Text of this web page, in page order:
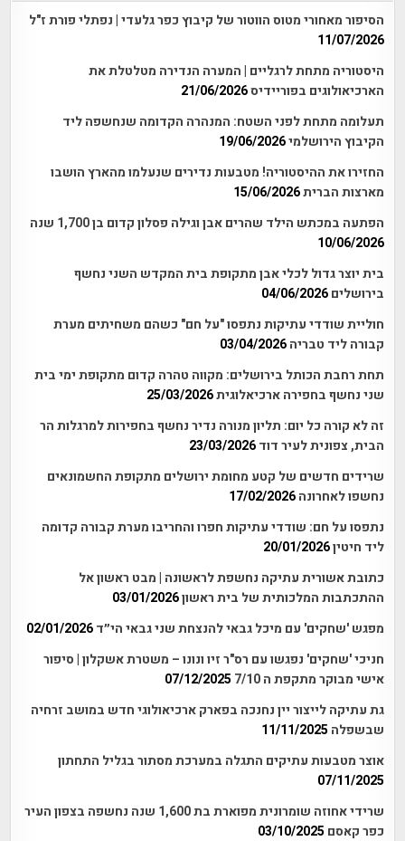
הסיפור מאחורי מטוס הווטור של קיבוץ כפר גלעדי | נפתלי פורת ז"ל
11/07/2026
היסטוריה מתחת לרגליים | המערה הנדירה מטלטלת את
הארכיאולוגים בפוריידיס21/06/2026
תעלומה מתחת לפני השטח: המנהרה הקדומה שנחשפה ליד
הקיבוץ הירושלמי19/06/2026
החזירו את ההיסטוריה! מטבעות נדירים שנעלמו מהארץ הושבו
מארצות הברית15/06/2026
הפתעה במכתש הילד שהרים אבן וגילה פסלון קדום בן 1,700 שנה
10/06/2026
בית יוצר גדול לכלי אבן מתקופת בית המקדש השני נחשף
בירושלים 04/06/2026
חוליית שודדי עתיקות נתפסו "על חם" כשהם משחיתים מערת
קבורה ליד טבריה 03/04/2026
תחת רחבת הכותל בירושלים: מקווה טהרה קדום מתקופת ימי בית
שני נחשף בחפירה ארכיאלוגית25/03/2026
זה לא קורה כל יום: תליון מנורה נדיר נחשף בחפירות למרגלות הר
הבית, צפונית לעיר דוד 23/03/2026
שרידים חדשים של קטע מחומת ירושלים מתקופת החשמונאים
נחשפו לאחרונה 17/02/2026
נתפסו על חם: שודדי עתיקות חפרו והחריבו מערת קבורה קדומה
ליד חיטין20/01/2026
כתובת אשורית עתיקה נחשפת לראשונה | מבט ראשון אל
ההתכתבות המלכותית של בית ראשון03/01/2026
מפגש 'שחקים' עם מיכל גבאי להנצחת שני גבאי הי״ד 02/01/2026
חניכי 'שחקים' נפגשו עם רס"ר זיו ונונו – משטרת אשקלון | סיפור
אישי מבוקר מתקפת ה 7/10
07/12/2025
גת עתיקה לייצור יין נחנכה בפארק ארכיאולוגי חדש במושב זרחיה
שבשפלה 11/11/2025
אוצר מטבעות עתיקים התגלה במערכת מסתור בגליל התחתון
07/11/2025
שרידי אחוזה שומרונית מפוארת בת 1,600 שנה נחשפה בצפון העיר
כפר קאסם 03/10/2025